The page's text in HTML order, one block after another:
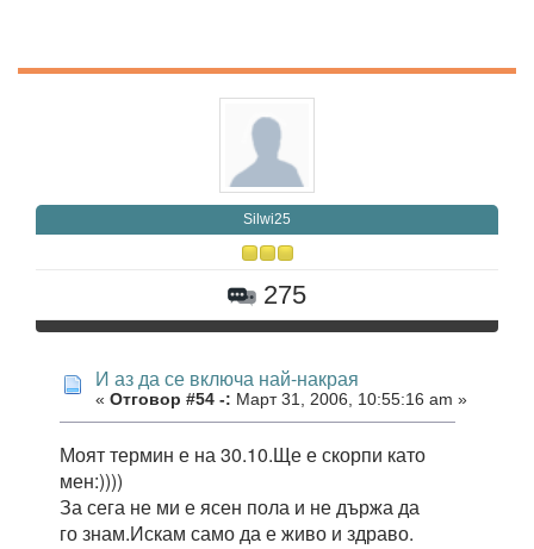
Silwi25
275
И аз да се включа най-накрая
« Отговор #54 -: Март 31, 2006, 10:55:16 am »
Моят термин е на 30.10.Ще е скорпи като
мен:))))
За сега не ми е ясен пола и не държа да
го знам.Искам само да е живо и здраво.